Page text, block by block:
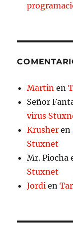
Martin en
Señor
virus
Krusher en
Stuxnet
Mr. Piocha
Stuxnet
Jordi en